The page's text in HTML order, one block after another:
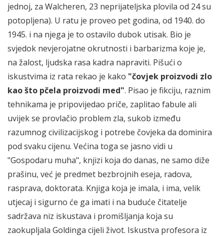
jednoj, za Walcheren, 23 neprijateljska plovila od 24 su
potopljena). U ratu je proveo pet godina, od 1940. do
1945. i na njega je to ostavilo dubok utisak. Bio je
svjedok nevjerojatne okrutnosti i barbarizma koje je,
na žalost, ljudska rasa kadra napraviti. Pišući o
iskustvima iz rata rekao je kako "čovjek proizvodi zlo
kao što pčela proizvodi med". Pisao je fikciju, raznim
tehnikama je pripovijedao priče, zaplitao fabule ali
uvijek se provlačio problem zla, sukob između
razumnog civilizacijskog i potrebe čovjeka da dominira
pod svaku cijenu. Većina toga se jasno vidi u
"Gospodaru muha", knjizi koja do danas, ne samo diže
prašinu, već je predmet bezbrojnih eseja, radova,
rasprava, doktorata. Knjiga koja je imala, i ima, velik
utjecaj i sigurno će ga imati i na buduće čitatelje
sadržava niz iskustava i promišljanja koja su
zaokupljala Goldinga cijeli život. Iskustva profesora iz